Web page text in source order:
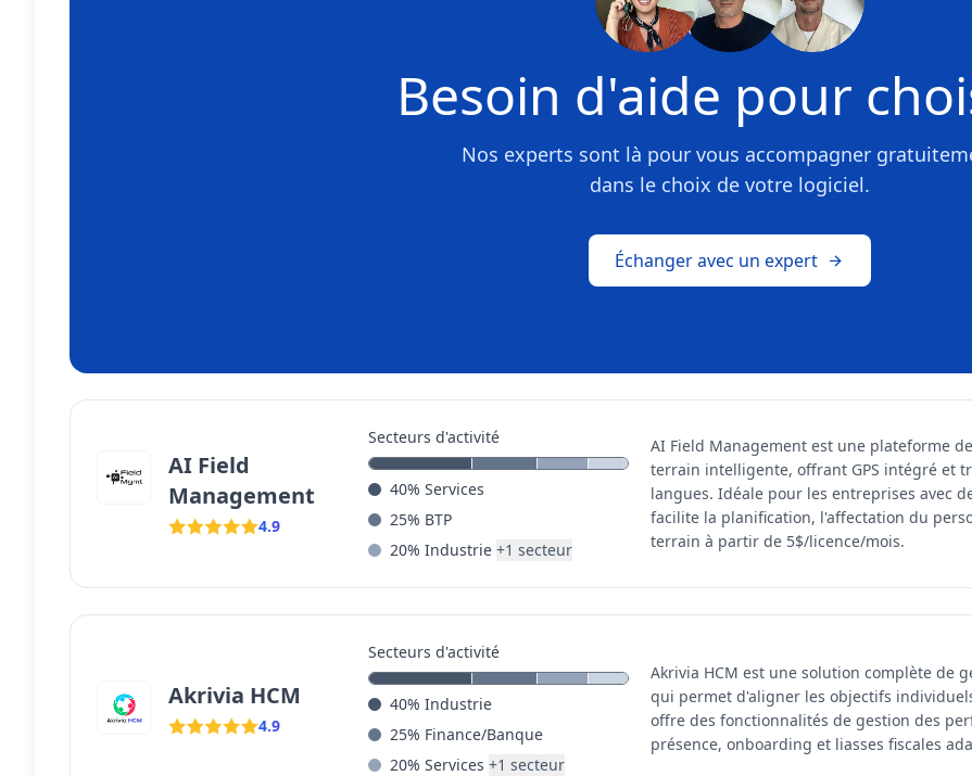
Besoin d'aide pour
Nos experts sont là pour vous accompagner
dans le choix de votre logiciel.
Échanger avec un expert
AI Field
Management
4.9
Secteurs d'activité
40% Services
25% BTP
20% Industrie +1 secteur
AI Field Management est une plateforme
terrain intelligente, offrant GPS intégré et
langues. Idéale pour les entreprises avec
facilite la planification, l'affectation du
terrain à partir de 5$/licence/mois.
Akrivia HCM
4.9
Secteurs d'activité
40% Industrie
25% Finance/Banque
20% Services +1 secteur
Akrivia HCM est une solution complète de
qui permet d'aligner les objectifs
offre des fonctionnalités de gestion des
présence, onboarding et liasses fiscales